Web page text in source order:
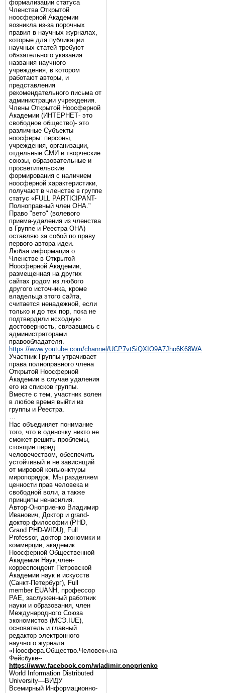
формализации статуса
Членства Открытой
ноосферной Академии
возникла из-за порочных
правил в научных журналах,
которые для публикации
научных статей требуют
обязательного указания
названия научного
учреждения, в котором
работают авторы, и
представления
рекомендательного письма от
администрации учреждения.
Члены Открытой Ноосферной
Академии (ИНТЕРНЕТ- это
свободное общество)- это
различные Субъекты
ноосферы: персоны,
учреждения, организации,
отдельные СМИ и творческие
союзы, образовательные и
просветительские
формирования с наличием
ноосферной характеристики,
получают в членстве в группе
статус «FULL PARTICIPANT-
Полноправный член ОНА."
Право "вето" (волевого
приема-удаления из членства
в Группе и Реестра ОНА)
оставляю за собой по праву
первого автора идеи.
Любая информация о
Членстве в Открытой
Ноосферной Академии,
размещенная на других
сайтах родом из любого
другого источника, кроме
владельца этого сайта,
считается ненадежной, если
только и до тех пор, пока не
подтвердили исходную
достоверность, связавшись с
администраторами
правообладателя.
https://www.youtube.com/channel/UCP7vtSiQXIO9A7Jho6K68WA
Участник Группы утрачивает
права полноправного члена
Открытой Ноосферной
Академии в случае удаления
его из списков группы.
Вместе с тем, участник волен
в любое время выйти из
группы и Реестра.
…
Нас объединяет понимание
того, что в одиночку никто не
сможет решить проблемы,
стоящие перед
человечеством, обеспечить
устойчивый и не зависящий
от мировой конъюнктуры
миропорядок. Мы разделяем
ценности прав человека и
свободной воли, а также
принципы ненасилия.
Автор-Оноприенко Владимир
Иванович, Доктор и grand-
доктор философии (PHD,
Grand PHD-WIDU), Full
Professor, доктор экономики и
коммерции, академик
Ноосферной Общественной
Академии Наук,член-
корреспондент Петровской
Академии наук и искусств
(Санкт-Петербург), Full
member EUANH, профессор
РАЕ, заслуженный работник
науки и образования, член
Международного Союза
экономистов (МСЭ.IUE),
основатель и главный
редактор электронного
научного журнала
«Ноосфера.Общество.Человек».на
Фейсбуке--
https://www.facebook.com/wladimir.onoprienko
World Information Distributed
University—ВИДУ
Всемирный Информационно-